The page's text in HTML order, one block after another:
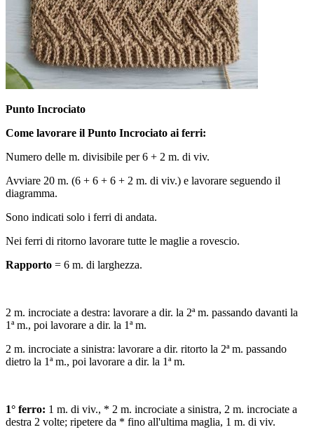
Punto Incrociato
Come lavorare il Punto Incrociato ai ferri:
Numero delle m. divisibile per 6 + 2 m. di viv.
Avviare 20 m. (6 + 6 + 6 + 2 m. di viv.) e lavorare seguendo il
diagramma.
Sono indicati solo i ferri di andata.
Nei ferri di ritorno lavorare tutte le maglie a rovescio.
Rapporto = 6 m. di larghezza.
2 m. incrociate a destra: lavorare a dir. la 2ª m. passando davanti la
1ª m., poi lavorare a dir. la 1ª m.
2 m. incrociate a sinistra: lavorare a dir. ritorto la 2ª m. passando
dietro la 1ª m., poi lavorare a dir. la 1ª m.
1° ferro: 1 m. di viv., * 2 m. incrociate a sinistra, 2 m. incrociate a
destra 2 volte; ripetere da * fino all'ultima maglia, 1 m. di viv.